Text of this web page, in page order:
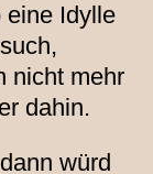
eine Idylle
nicht mehr
dahin.
würd